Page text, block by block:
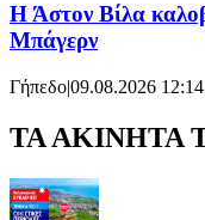
Η Άστον Βίλα
Μπάγερν
Γήπεδο|09.08.2026 12:14
ΤΑ ΑΚΙΝΗΤΑ